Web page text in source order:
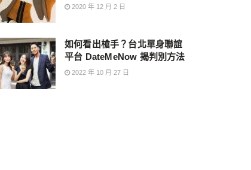
2020 年 12 月 2 日
如何看出槍手？台北單身聯誼
平台 DateMeNow 揭判別方法
2022 年 10 月 27 日